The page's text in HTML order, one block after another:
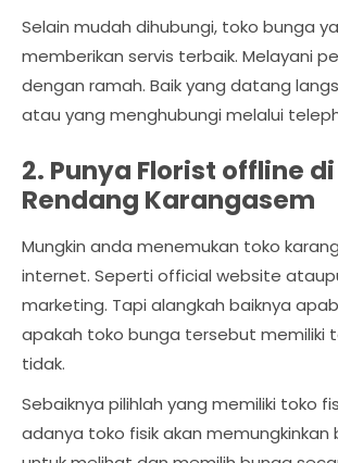
Selain mudah dihubungi, toko bunga
memberikan servis terbaik. Melayani
dengan ramah. Baik yang datang
atau yang menghubungi melalui
2. Punya Florist offline
Rendang Karangasem
Mungkin anda menemukan toko
internet. Seperti official website
marketing. Tapi alangkah baiknya
apakah toko bunga tersebut memiliki
tidak.
Sebaiknya pilihlah yang memiliki toko
adanya toko fisik akan memungkinkan